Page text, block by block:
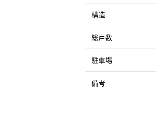
構造
総戸数
駐車場
備考